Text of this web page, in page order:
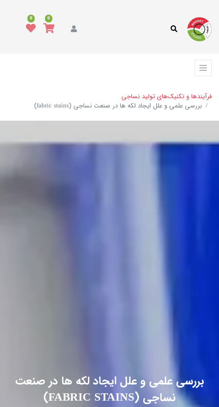
0
0
فرآیندها و تکنیک‌های تولید نساجی
بررسی علمی و علل ایجاد لکه ها در صنعت نساجی (fabric stains)
بررسی علمی و علل ایجاد لکه ها در صنعت
نساجی (FABRIC STAINS)